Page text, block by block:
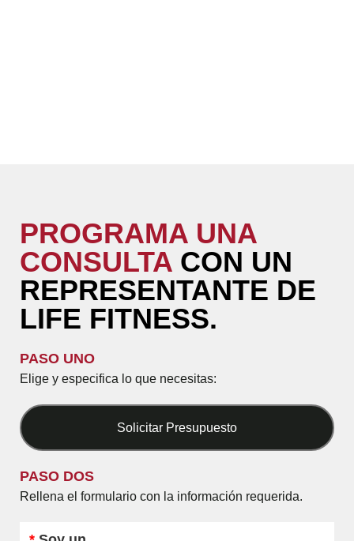
PROGRAMA UNA
CONSULTA CON UN
REPRESENTANTE DE
LIFE FITNESS.
PASO UNO
Elige y especifica lo que necesitas:
Solicitar Presupuesto
PASO DOS
Rellena el formulario con la información requerida.